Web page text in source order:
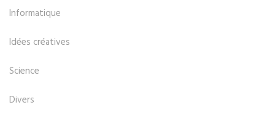
Informatique
Idées créatives
Science
Divers